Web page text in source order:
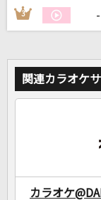
3
関連カラオケ
カラオケ